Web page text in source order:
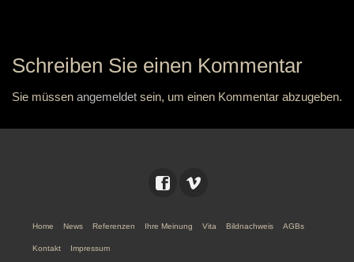
Schreiben Sie einen Kommentar
Sie müssen angemeldet sein, um einen Kommentar abzugeben.
Home News Referenzen Ihre Meinung Vita Bildnachweis AGBs
Kontakt Impressum